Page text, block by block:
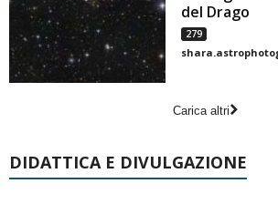
del Drago
279
Carica altri
DIDATTICA E DIVULGAZIONE